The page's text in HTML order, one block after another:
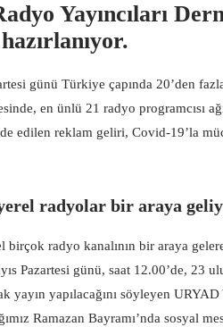
Yayıncıları
günü Türkiye çapında 20’den
en ünlü 21 radyo programcısı
edilen reklam geliri, Covid-19’la
radyolar bir araya
birçok radyo kanalının bir araya
Pazartesi günü, saat 12.00’de, 23
yayın yapılacağını söyleyen
Ramazan Bayramı’nda sosyal